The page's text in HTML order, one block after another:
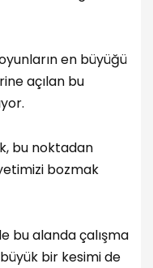
en büyüğü
açılan bu
bu noktadan
bozmak
bu alanda çalışma
bir kesimi de